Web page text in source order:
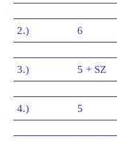
2.) 6
3.) 5 + SZ
4.) 5